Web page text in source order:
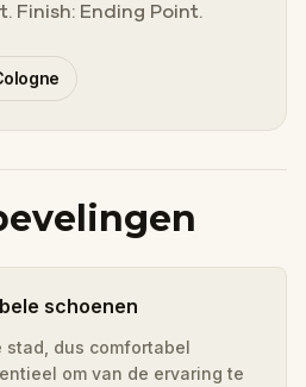
Finish: Ending Point.
schoenen
stad, dus comfortabel
om van de ervaring te